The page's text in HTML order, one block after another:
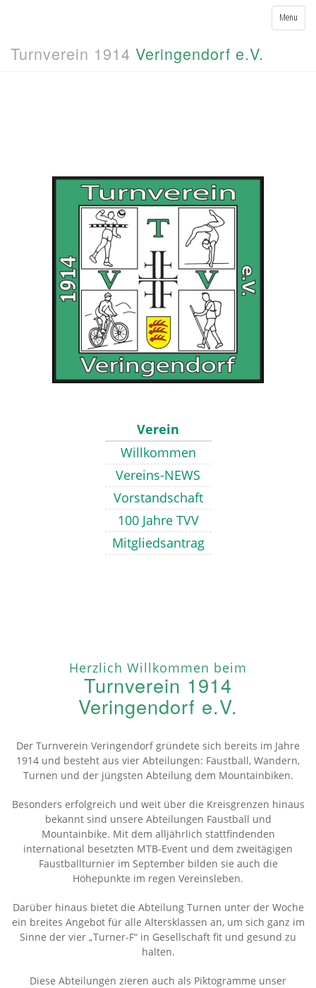
Toggle
navigation
Menu
Turnverein 1914 Veringendorf e.V.
Verein
Willkommen
Vereins-NEWS
Vorstandschaft
100 Jahre TVV
Mitgliedsantrag
Herzlich Willkommen beim
Turnverein 1914
Veringendorf e.V.
Der Turnverein Veringendorf gründete sich bereits im Jahre
1914 und besteht aus vier Abteilungen: Faustball, Wandern,
Turnen und der jüngsten Abteilung dem Mountainbiken.
Besonders erfolgreich und weit über die Kreisgrenzen hinaus
bekannt sind unsere Abteilungen Faustball und
Mountainbike. Mit dem alljährlich stattfindenden
international besetzten MTB-Event und dem zweitägigen
Faustballturnier im September bilden sie auch die
Höhepunkte im regen Vereinsleben.
Darüber hinaus bietet die Abteilung Turnen unter der Woche
ein breites Angebot für alle Altersklassen an, um sich ganz im
Sinne der vier „Turner-F“ in Gesellschaft fit und gesund zu
halten.
Diese Abteilungen zieren auch als Piktogramme unser